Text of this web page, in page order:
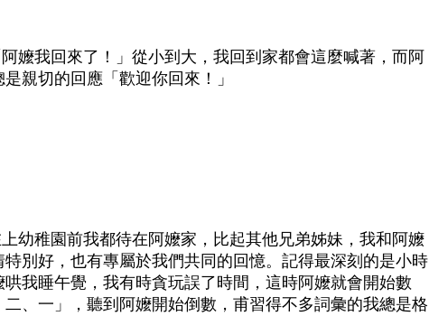
阿嬤我回來了！」從小到大，我回到家都會這麼喊著，而阿
親切的回應「歡迎你回來！」
幼稚園前我都待在阿嬤家，比起其他兄弟姊妹，我和阿嬤
特別好，也有專屬於我們共同的回憶。記得最深刻的是小時
哄我睡午覺，我有時貪玩誤了時間，這時阿嬤就會開始數
二、一」，聽到阿嬤開始倒數，甫習得不多詞彙的我總是格